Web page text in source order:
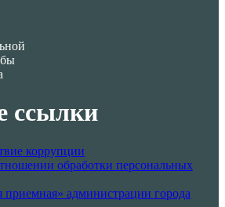
ссылки
коррупции
обработки персональных
приемная» администрации города